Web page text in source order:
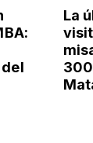
La